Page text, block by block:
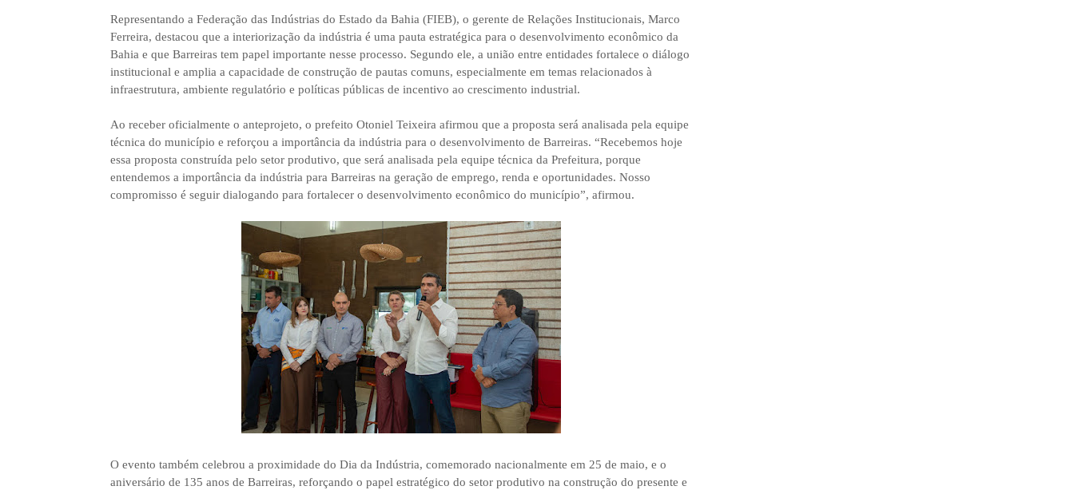
Representando a Federação das Indústrias do Estado da Bahia (FIEB), o gerente de Relações Institucionais, Marco
Ferreira, destacou que a interiorização da indústria é uma pauta estratégica para o desenvolvimento econômico da
Bahia e que Barreiras tem papel importante nesse processo. Segundo ele, a união entre entidades fortalece o diálogo
institucional e amplia a capacidade de construção de pautas comuns, especialmente em temas relacionados à
infraestrutura, ambiente regulatório e políticas públicas de incentivo ao crescimento industrial.
Ao receber oficialmente o anteprojeto, o prefeito Otoniel Teixeira afirmou que a proposta será analisada pela equipe
técnica do município e reforçou a importância da indústria para o desenvolvimento de Barreiras. “Recebemos hoje
essa proposta construída pelo setor produtivo, que será analisada pela equipe técnica da Prefeitura, porque
entendemos a importância da indústria para Barreiras na geração de emprego, renda e oportunidades. Nosso
compromisso é seguir dialogando para fortalecer o desenvolvimento econômico do município”, afirmou.
O evento também celebrou a proximidade do Dia da Indústria, comemorado nacionalmente em 25 de maio, e o
aniversário de 135 anos de Barreiras, reforçando o papel estratégico do setor produtivo na construção do presente e